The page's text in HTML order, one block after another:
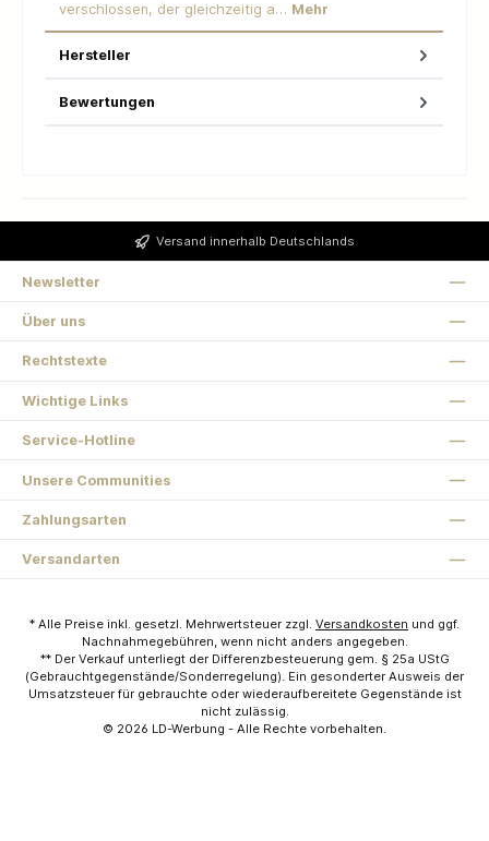
verschlossen, der gleichzeitig a… Mehr
Hersteller
Bewertungen
Versand innerhalb Deutschlands
Newsletter
Über uns
Rechtstexte
Wichtige Links
Service-Hotline
Unsere Communities
Zahlungsarten
Versandarten
* Alle Preise inkl. gesetzl. Mehrwertsteuer zzgl. Versandkosten und ggf.
Nachnahmegebühren, wenn nicht anders angegeben.
** Der Verkauf unterliegt der Differenzbesteuerung gem. § 25a UStG
(Gebrauchtgegenstände/Sonderregelung). Ein gesonderter Ausweis der
Umsatzsteuer für gebrauchte oder wiederaufbereitete Gegenstände ist
nicht zulässig.
© 2026 LD-Werbung - Alle Rechte vorbehalten.